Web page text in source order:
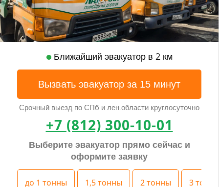
Ближайший эвакуатор в 2 км
Вызвать эвакуатор за 15 минут
Срочный выезд по СПб и лен.области круглосуточно
+7 (812) 300-10-01
Выберите эвакуатор прямо сейчас и
оформите заявку
до 1 тонны 1,5 тонны 2 тонны 3